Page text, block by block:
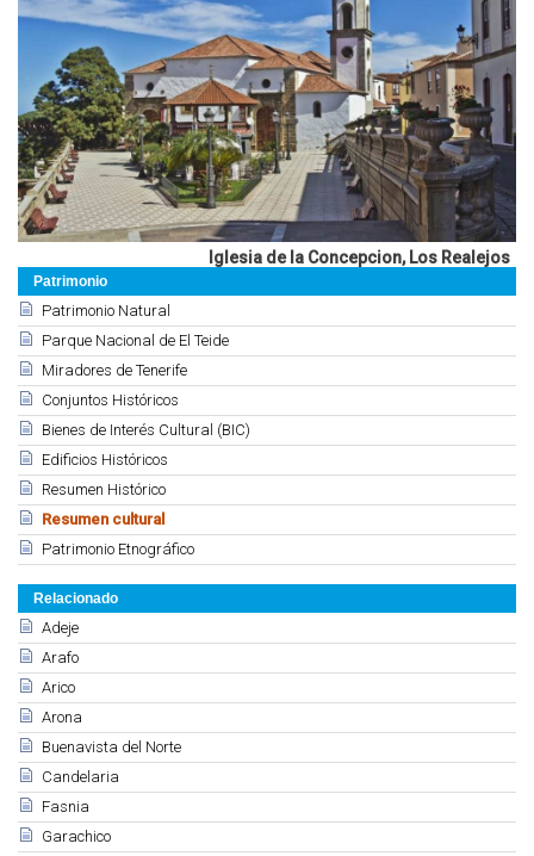
Patrimonio
Patrimonio Natural
Parque Nacional de El Teide
Miradores de Tenerife
Conjuntos Históricos
Bienes de Interés Cultural (BIC)
Edificios Históricos
Resumen Histórico
Resumen cultural
Patrimonio Etnográfico
Relacionado
Adeje
Arafo
Arico
Arona
Buenavista del Norte
Candelaria
Fasnia
Garachico
Iglesia de la Concepcion, Los Realejos